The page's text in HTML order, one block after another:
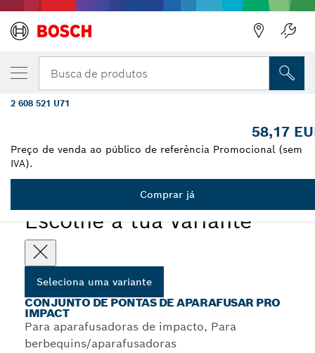
Busca de produtos
PRO
Escolhe a tua variante
Seleciona uma variante
CONJUNTO DE PONTAS DE APARAFUSAR PRO
IMPACT
Para aparafusadoras de impacto, Para
berbequins/aparafusadoras
A VARIANTE QUE SELECIONASTE
Conjunto de brocas PRO Impact
Screwdriver, expositor, 6 x 31 unid.
2 608 521 U71
58,17
Preço de venda ao público de referência Promocional (sem
IVA).
Comprar já